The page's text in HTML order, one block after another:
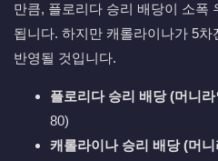
만큼, 플로리다 승리 배당이 소폭
됩니다. 하지만 캐롤라이나가 5
반영될 것입니다.
플로리다 승리 배당 (머니
80)
캐롤라이나 승리 배당 (머